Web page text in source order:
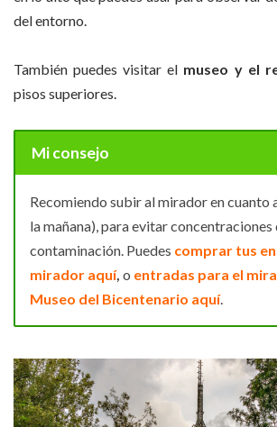
del entorno.
También puedes visitar el museo y el
pisos superiores.
Mi consejo
Recomiendo subir al mirador en cuanto
la mañana), para evitar concentraciones
contaminación. Puedes comprar tus
mirador aquí, o entradas para el
Museo del Bicentenario aquí.